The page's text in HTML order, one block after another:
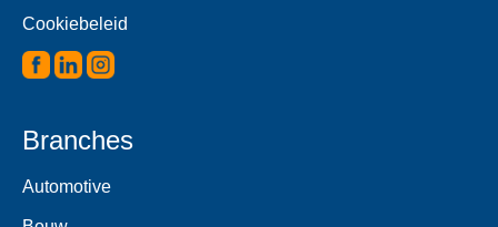
Cookiebeleid
Branches
Automotive